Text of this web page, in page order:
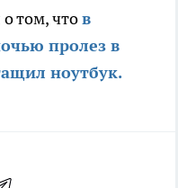
том, чтов
пролез в
ноутбук.